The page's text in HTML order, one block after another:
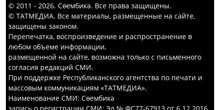
© 2011 - 2026. Сөембикә. Все права защищены.
© ТАТМЕДИА. Все материалы, размещенные на сайте,
защищены законом.
Перепечатка, воспроизведение и распространение в
любом объеме информации,
размещенной на сайте, возможна только с письменного
согласия редакций СМИ.
При поддержке Республиканского агентства по печати и
массовым коммуникациям «ТАТМЕДИА».
Наименование СМИ: Сөембикә